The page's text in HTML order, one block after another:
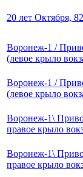
20 лет Октября, 82
Воронеж-1 /
(левое крыло
Воронеж-1 /
(левое крыло
Воронеж-1\
правое крыло
Воронеж-1\
правое крыло